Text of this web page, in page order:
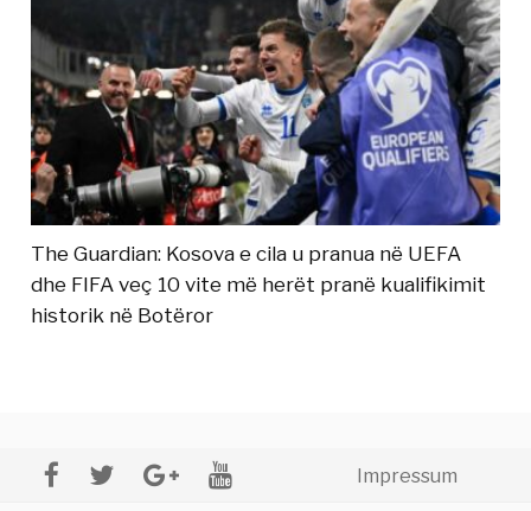
The Guardian: Kosova e cila u pranua në UEFA
dhe FIFA veç 10 vite më herët pranë kualifikimit
historik në Botëror
Impressum